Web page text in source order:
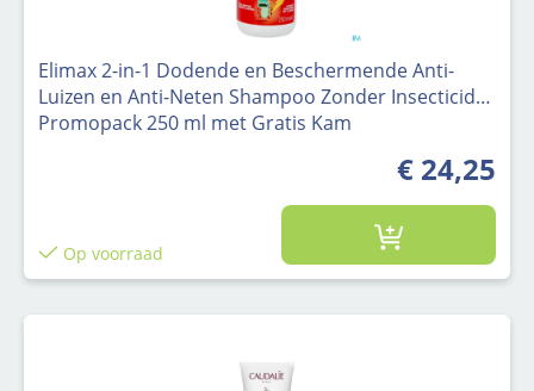
Elimax 2-in-1 Dodende en Beschermende Anti-
Luizen en Anti-Neten Shampoo Zonder Insecticide
Promopack 250 ml met Gratis Kam
€ 24,25
Op voorraad